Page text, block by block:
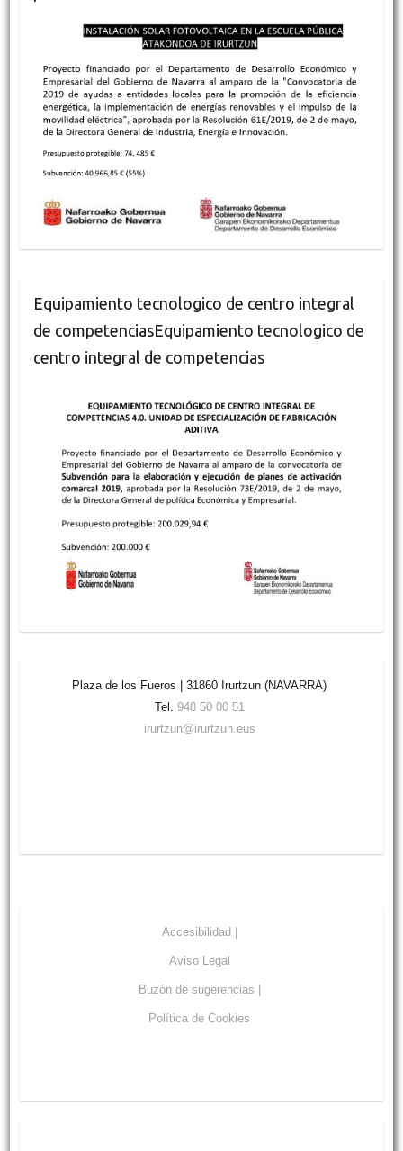
Equipamiento tecnologico de centro integral
de competenciasEquipamiento tecnologico de
centro integral de competencias
Plaza de los Fueros | 31860 Irurtzun (NAVARRA)
Tel. 948 50 00 51
irurtzun@irurtzun.eus
Accesibilidad |
Aviso Legal
Buzón de sugerencias |
Política de Cookies